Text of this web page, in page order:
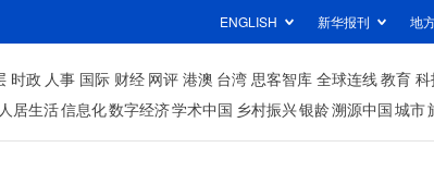
ENGLISH 新华报刊 地
时政 人事 国际 财经 网评 港澳 台湾 思客智库 全球连线教育
人居生活信息化数字经济学术中国 乡村振兴银龄溯源中国城市